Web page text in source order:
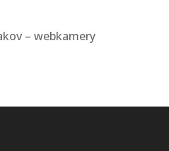
– webkamery